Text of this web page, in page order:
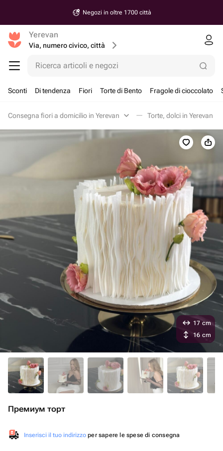
Negozi in oltre 1700 città
Yerevan
Via, numero civico, città
Ricerca articoli e negozi
Sconti Di tendenza Fiori Torte di Bento Fragole di cioccolato
Consegna fiori a domicilio in Yerevan Torte, dolci in Yerevan
Премиум торт
Inserisci il tuo indirizzo per sapere le spese di consegna
17 cm
16 cm